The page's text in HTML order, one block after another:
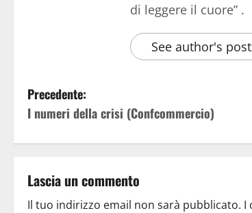
di leggere il cuore” .
See author's
Precedente:
I numeri della crisi (Confcommercio)
Lascia un commento
Il tuo indirizzo email non sarà pubblicato. I